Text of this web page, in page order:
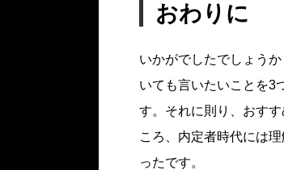
おわりに
いかがでしたでしょう
いても言いたいことを3
す。それに則り、おす
ころ、内定者時代には
ったです。